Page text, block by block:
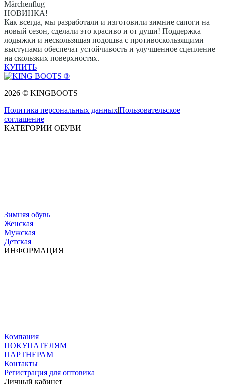
Märchenflug
НОВИНКА!
Как всегда, мы разработали и изготовили зимние сапоги на
новый сезон, сделали это красиво и от души! Поддержка
лодыжки и нескользящая подошва с противоскользящими
выступами обеспечат устойчивость и улучшенное сцепление
на скользких поверхностях.
КУПИТЬ
2026 © KINGBOOTS
Политика персональных данных|Пользовательское
соглашение
КАТЕГОРИИ ОБУВИ
Зимняя обувь
Женская
Мужская
Детская
ИНФОРМАЦИЯ
Компания
ПОКУПАТЕЛЯМ
ПАРТНЕРАМ
Контакты
Регистрация для оптовика
Личный кабинет